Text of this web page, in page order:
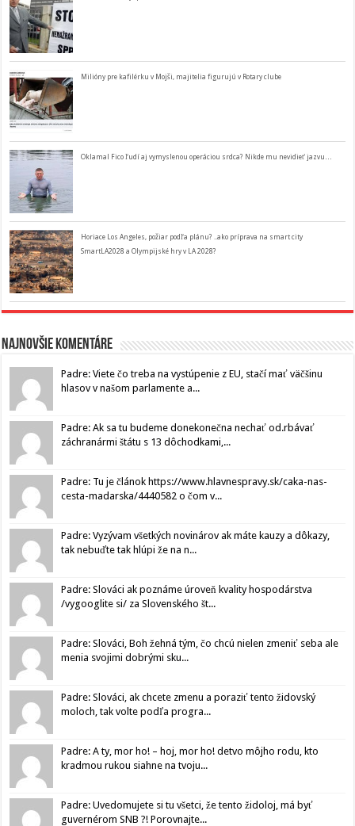
Milióny pre kafilérku v Mojši, majitelia figurujú v Rotary clube
Oklamal Fico ľudí aj vymyslenou operáciou srdca? Nikde mu nevidieť jazvu…
Horiace Los Angeles, požiar podľa plánu? ..ako príprava na smart city
SmartLA2028 a Olympijské hry v LA 2028?
Najnovšie komentáre
Padre: Viete čo treba na vystúpenie z EU, stačí mať väčšinu
hlasov v našom parlamente a...
Padre: Ak sa tu budeme donekonečna nechať od.rbávať
záchranármi štátu s 13 dôchodkami,...
Padre: Tu je článok https://www.hlavnespravy.sk/caka-nas-
cesta-madarska/4440582 o čom v...
Padre: Vyzývam všetkých novinárov ak máte kauzy a dôkazy,
tak nebuďte tak hlúpi že na n...
Padre: Slováci ak poznáme úroveň kvality hospodárstva
/vygooglite si/ za Slovenského št...
Padre: Slováci, Boh žehná tým, čo chcú nielen zmeniť seba ale
menia svojimi dobrými sku...
Padre: Slováci, ak chcete zmenu a poraziť tento židovský
moloch, tak volte podľa progra...
Padre: A ty, mor ho! – hoj, mor ho! detvo môjho rodu, kto
kradmou rukou siahne na tvoju...
Padre: Uvedomujete si tu všetci, že tento židoloj, má byť
guvernérom SNB ?! Porovnajte...